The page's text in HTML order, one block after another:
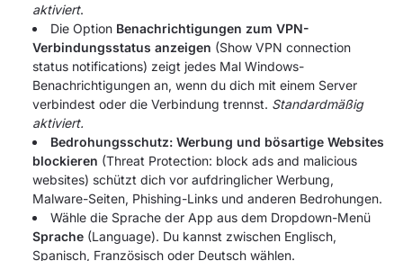
aktiviert.
Die Option Benachrichtigungen zum VPN-
Verbindungsstatus anzeigen (Show VPN connection
status notifications) zeigt jedes Mal Windows-
Benachrichtigungen an, wenn du dich mit einem Server
verbindest oder die Verbindung trennst. Standardmäßig
aktiviert.
Bedrohungsschutz: Werbung und bösartige Websites
blockieren (Threat Protection: block ads and malicious
websites) schützt dich vor aufdringlicher Werbung,
Malware-Seiten, Phishing-Links und anderen Bedrohungen.
Wähle die Sprache der App aus dem Dropdown-Menü
Sprache (Language). Du kannst zwischen Englisch,
Spanisch, Französisch oder Deutsch wählen.